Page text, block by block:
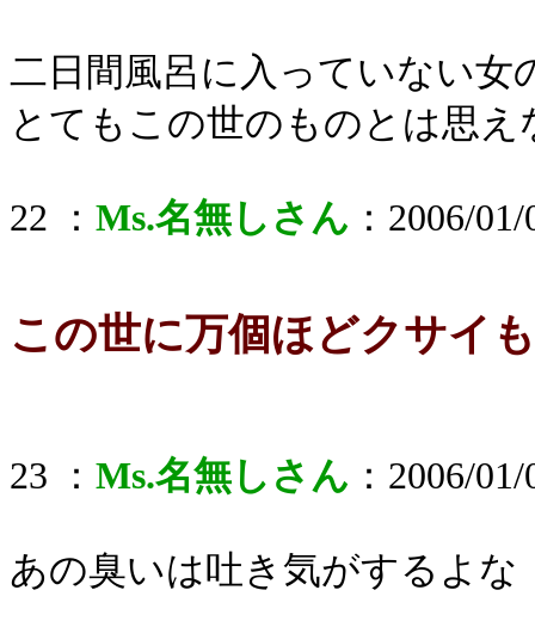
二日間風呂に入っていない女
とてもこの世のものとは思
22 ： Ms.名無しさん ：2006/
この世に万個ほどクサイ
23 ： Ms.名無しさん ：2006/
あの臭いは吐き気がするよな